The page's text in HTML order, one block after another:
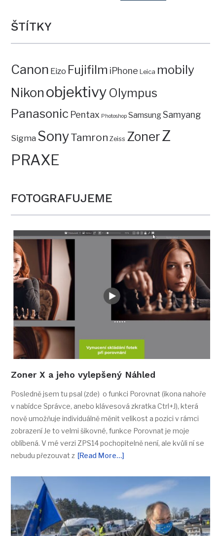
ŠTÍTKY
Canon Eizo Fujifilm iPhone Leica mobily
Nikon objektivy Olympus
Panasonic Pentax Photoshop SamsungSamyang
Sigma SonyTamron Zeiss ZonerZ
PRAXE
FOTOGRAFUJEME
Zoner X a jeho vylepšený Náhled
Posledně jsem tu psal (zde) o funkci Porovnat (ikona nahoře
v nabídce Správce, anebo klávesová zkratka Ctrl+J), která
nově umožňuje individuálně měnit velikost a pozici v rámci
zobrazení Je to velmi šikovné, funkce Porovnat je moje
oblíbená. V mé verzi ZPS14 pochopitelně není, ale kvůli ní se
nebudu přezouvat z [Read More…]